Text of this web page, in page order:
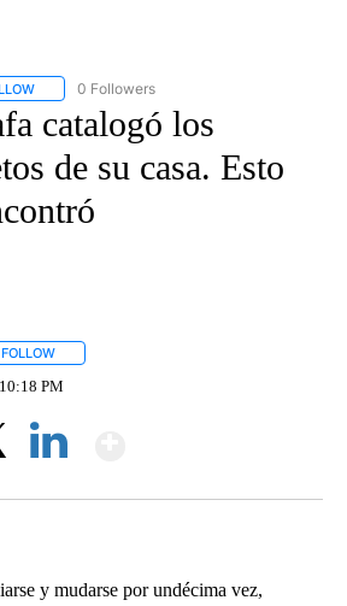
FOLLOW "CNN-SPANISH" TO RECEIVE
0 Followers
catalogó los
de su casa. Esto
FOLLOW
10:18 PM
y mudarse por undécima vez,